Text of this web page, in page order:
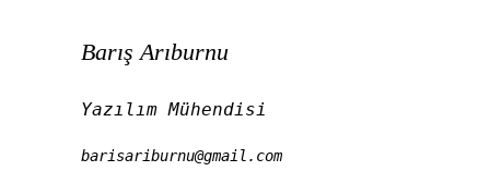
Barış Arıburnu
Yazılım Mühendisi
barisariburnu@gmail.com